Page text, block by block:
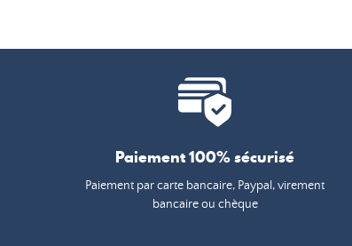
Paiement 100% sécurisé
Paiement par carte bancaire, Paypal, virement
bancaire ou chèque